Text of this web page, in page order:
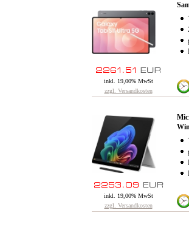
inkl. 19,00% MwSt
zzgl. Versandkosten
inkl. 19,00% MwSt
zzgl. Versandkosten